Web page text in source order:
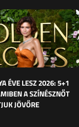
ÉVE LESZ 2026: 5+1
A SZÍNÉSZNŐT
JÖVŐRE